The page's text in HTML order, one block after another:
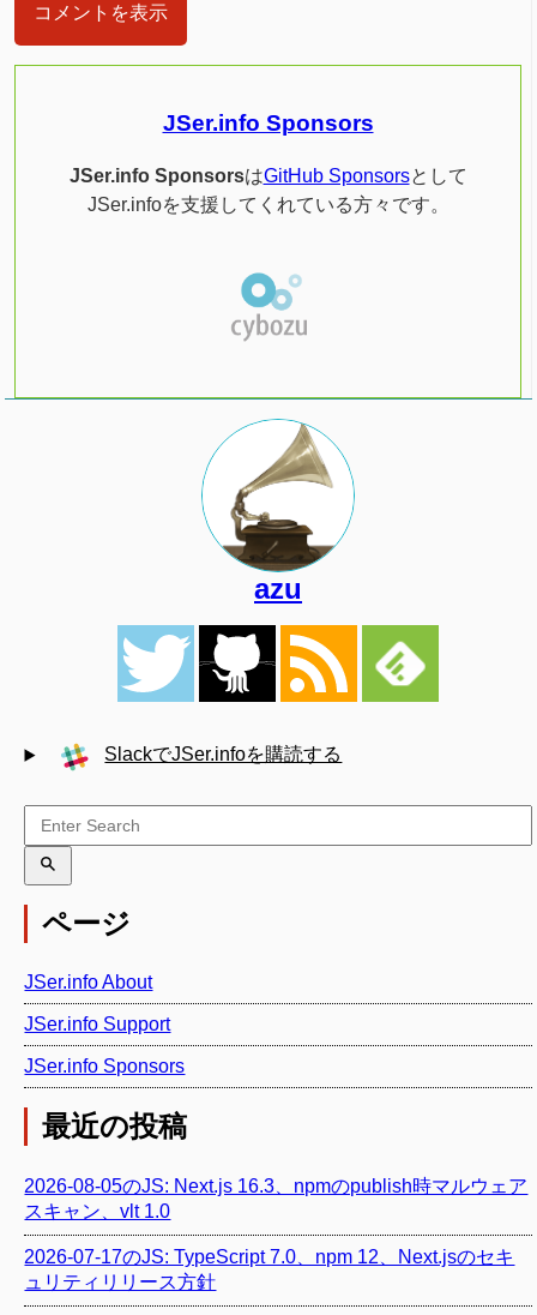
コメントを表示
JSer.info Sponsors
JSer.info SponsorsはGitHub Sponsorsとして
JSer.infoを支援してくれている方々です。
azu
SlackでJSer.infoを購読する
ページ
JSer.info About
JSer.info Support
JSer.info Sponsors
最近の投稿
2026-08-05のJS: Next.js 16.3、npmのpublish時マルウェア
スキャン、vlt 1.0
2026-07-17のJS: TypeScript 7.0、npm 12、Next.jsのセキ
ュリティリリース方針